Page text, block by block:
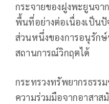
กระจายของฝูงพะยูนจ
พื้นที่อย่างต่อเนื่องเป็น
ส่วนหนึ่งของการอนุรัก
สถานการณ์วิกฤตได้
กระทรวงทรัพยากรธรร
ความร่วมมือจากอาสาส